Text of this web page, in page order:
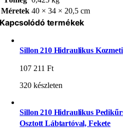
Méretek 40 × 34 × 20,5 cm
Kapcsolódó termékek
Sillon 210 Hidraulikus
107 211Ft
320 készleten
Sillon 210 Hidraulikus
Osztott Lábtartóval, Fekete